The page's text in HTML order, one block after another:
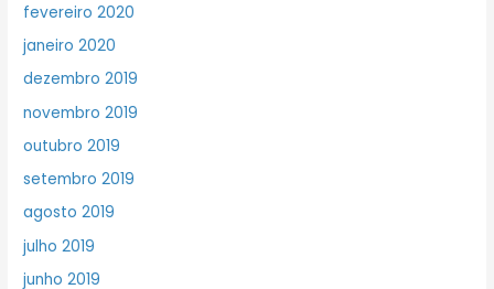
fevereiro 2020
janeiro 2020
dezembro 2019
novembro 2019
outubro 2019
setembro 2019
agosto 2019
julho 2019
junho 2019